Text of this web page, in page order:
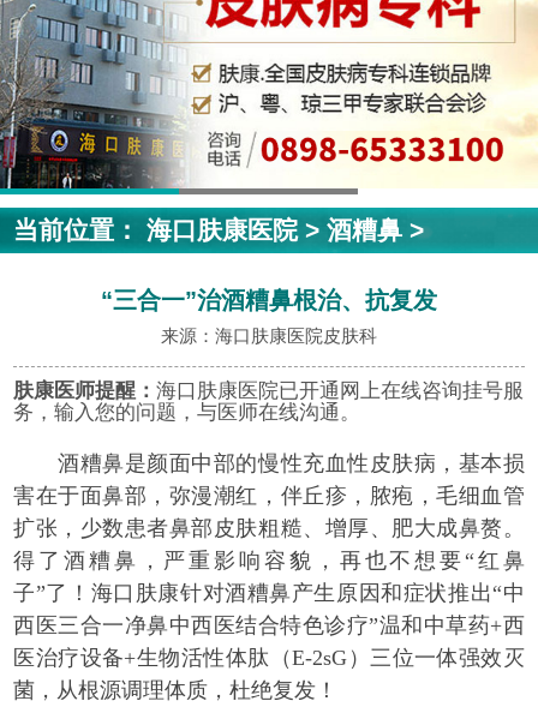
当前位置：海口肤康医院>酒糟鼻 >
“三合一”治酒糟鼻根治、抗复发
来源：海口肤康医院皮肤科
肤康医师提醒：海口肤康医院已开通网上在线咨询挂号服
务，输入您的问题，与医师在线沟通。
酒糟鼻是颜面中部的慢性充血性皮肤病，基本损
害在于面鼻部，弥漫潮红，伴丘疹，脓疱，毛细血管
扩张，少数患者鼻部皮肤粗糙、增厚、肥大成鼻赘。
得了酒糟鼻，严重影响容貌，再也不想要“红鼻
子”了！海口肤康针对酒糟鼻产生原因和症状推出“中
西医三合一净鼻中西医结合特色诊疗”温和中草药+西
医治疗设备+生物活性体肽（E-2sG）三位一体强效灭
菌，从根源调理体质，杜绝复发！